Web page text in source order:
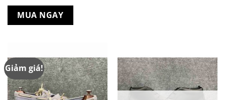
MUA NGAY
Giảm giá!